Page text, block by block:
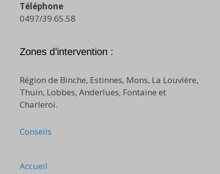
Téléphone
0497/39.65.58
Zones d’intervention :
Région de Binche, Estinnes, Mons, La Louvière,
Thuin, Lobbes, Anderlues, Fontaine et
Charleroi.
Conseils
Accueil